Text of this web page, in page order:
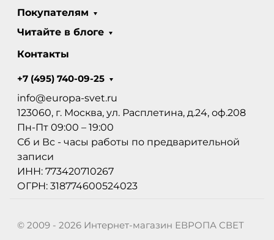
Покупателям
Читайте в блоге
Контакты
+7 (495) 740-09-25
info@europa-svet.ru
123060, г. Москва, ул. Расплетина, д.24, оф.208
Пн-Пт 09:00 – 19:00
Сб и Вс - часы работы по предварительной
записи
ИНН: 773420710267
ОГРН: 318774600524023
© 2009 - 2026 Интернет-магазин ЕВРОПА СВЕТ